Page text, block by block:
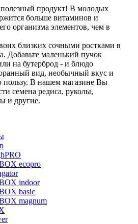
продукт! В молодых
больше витаминов и
организма элементов, чем в
близких сочными ростками в
Добавьте маленький пучок
на бутерброд - и блюдо
вид, необычный вкус и
пользу. В нашем магазине Вы
семена редиса, руколы,
и другие.
ecopro
indoor
basic
magnum